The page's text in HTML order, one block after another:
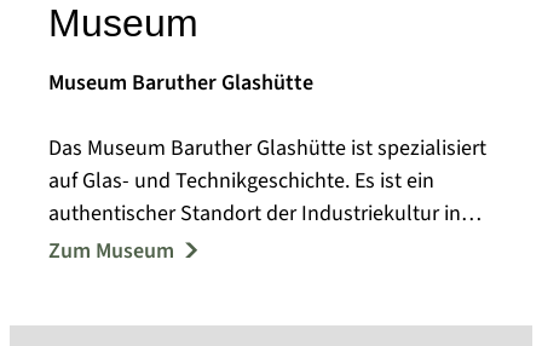
Museum
Museum Baruther Glashütte
Das Museum Baruther Glashütte ist spezialisiert
auf Glas- und Technikgeschichte. Es ist ein
authentischer Standort der Industriekultur in
der Werkssiedlung Baruther Glashütte, die seit
Zum Museum